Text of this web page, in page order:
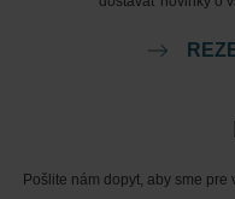
Pošlite nám dopyt, aby sme